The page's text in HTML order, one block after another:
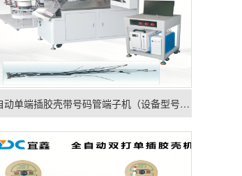
全自动单端插胶壳带号码管端子机（设备型号：TYDC-K-A605）